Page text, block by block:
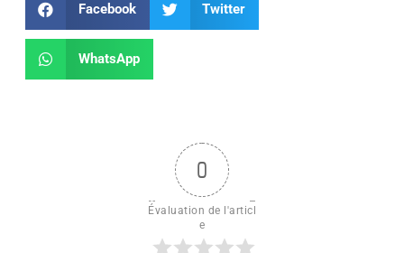
Facebook Twitter
WhatsApp
0
Évaluation de l'articl
e